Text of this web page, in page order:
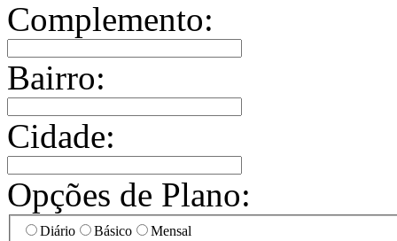
Complemento:
Bairro:
Cidade:
Opções de Plano:
Diário Básico Mensal